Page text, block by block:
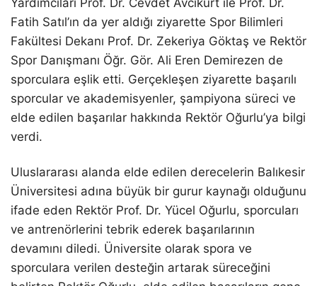
Yardımcıları Prof. Dr. Cevdet Avcıkurt ile Prof. Dr.
Fatih Satıl’ın da yer aldığı ziyarette Spor Bilimleri
Fakültesi Dekanı Prof. Dr. Zekeriya Göktaş ve Rektör
Spor Danışmanı Öğr. Gör. Ali Eren Demirezen de
sporculara eşlik etti. Gerçekleşen ziyarette başarılı
sporcular ve akademisyenler, şampiyona süreci ve
elde edilen başarılar hakkında Rektör Oğurlu’ya bilgi
verdi.
Uluslararası alanda elde edilen derecelerin Balıkesir
Üniversitesi adına büyük bir gurur kaynağı olduğunu
ifade eden Rektör Prof. Dr. Yücel Oğurlu, sporcuları
ve antrenörlerini tebrik ederek başarılarının
devamını diledi. Üniversite olarak spora ve
sporculara verilen desteğin artarak süreceğini